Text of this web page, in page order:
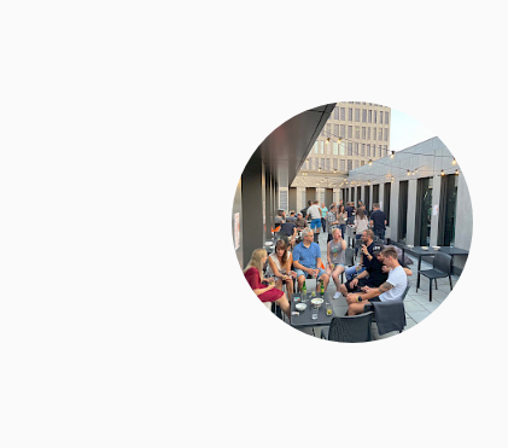
AI Assisted Development
Security & Compliance
Technisches Portfolio
Gesundheitswesen
Industrie
Logistik
Standorte
Code of